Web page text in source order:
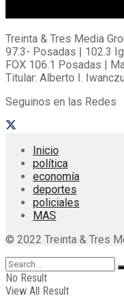
Treinta & Tres Media
97.3- Posadas | 102.3
FOX 106.1 Posadas |
Titular: Alberto I.
Seguinos en las Redes
Inicio
política
economía
deportes
policiales
MAS
© 2022 Treinta & Tres
No Result
View All Result